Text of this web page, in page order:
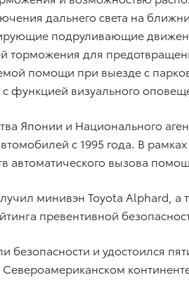
дальнего света на
подруливающие
торможения для
помощи при выезде с
функцией визуального
Японии и Национального
с 1995 года. В
автоматического вызова
минивэн Toyota Alphard,
превентивной
безопасности и удостоился